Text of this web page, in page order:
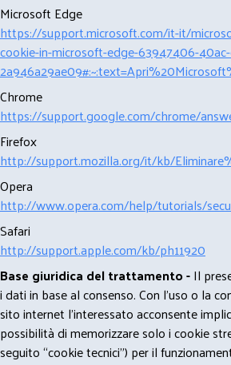
Microsoft Edge
https://support.microsoft.com/it-it/
cookie-in-microsoft-edge-63947406-
Chrome
https://support.google.com/chrome/
Firefox
http://support.mozilla.org/it/kb/
Opera
http://www.opera.com/help/tutorials/
Safari
http://support.apple.com/kb/ph11920
Base giuridica del trattamento -Il
i dati in base al consenso. Con l'uso o la
sito internet l’interessato acconsente
possibilità di memorizzare solo i cookie
seguito “cookie tecnici”) per il